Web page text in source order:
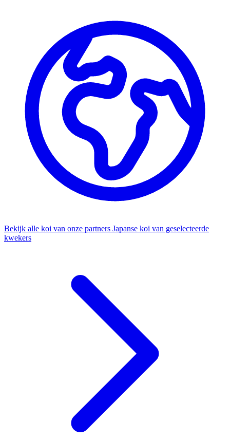
Bekijk alle koi van onze partners Japanse koi van geselecteerde
kwekers